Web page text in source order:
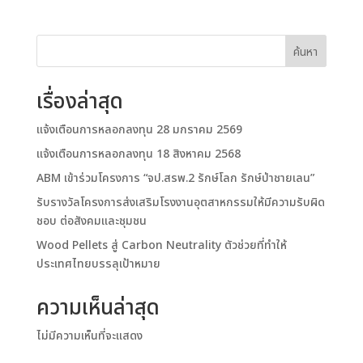
ค้นหา
เรื่องล่าสุด
แจ้งเตือนการหลอกลงทุน 28 มกราคม 2569
แจ้งเตือนการหลอกลงทุน 18 สิงหาคม 2568
ABM เข้าร่วมโครงการ “จป.สรพ.2 รักษ์โลก รักษ์ป่าชายเลน”
รับรางวัลโครงการส่งเสริมโรงงานอุตสาหกรรมให้มีความรับผิด
ชอบ ต่อสังคมและชุมชน
Wood Pellets สู่ Carbon Neutrality ตัวช่วยที่ทำให้
ประเทศไทยบรรลุเป้าหมาย
ความเห็นล่าสุด
ไม่มีความเห็นที่จะแสดง